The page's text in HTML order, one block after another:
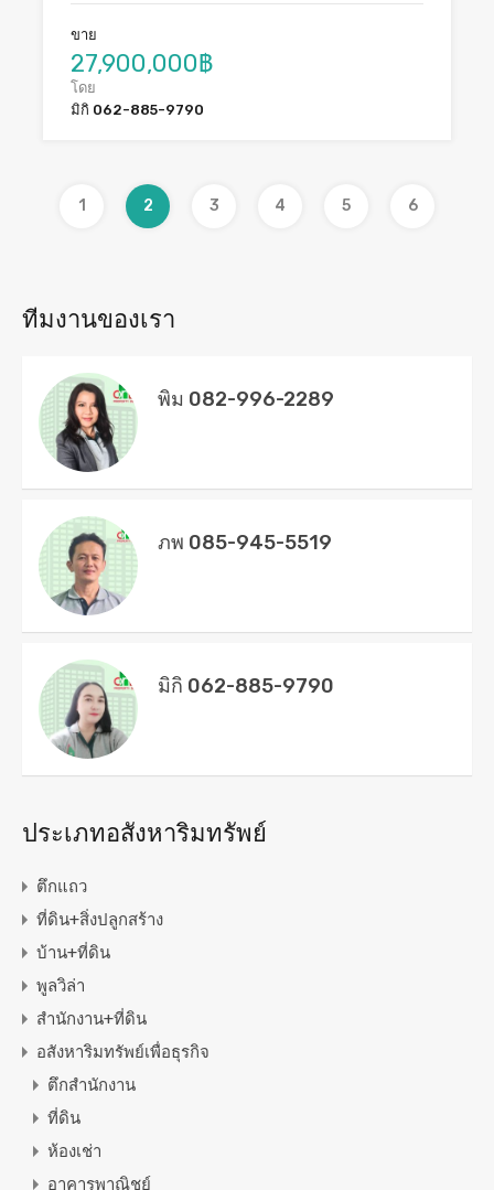
ขาย
27,900,000฿
โดย
มิกิ 062-885-9790
1 2 3 4 5 6
ทีมงานของเรา
พิม 082-996-2289
ภพ 085-945-5519
มิกิ 062-885-9790
ประเภทอสังหาริมทรัพย์
ตึกแถว
ที่ดิน+สิ่งปลูกสร้าง
บ้าน+ที่ดิน
พูลวิล่า
สำนักงาน+ที่ดิน
อสังหาริมทรัพย์เพื่อธุรกิจ
ตึกสำนักงาน
ที่ดิน
ห้องเช่า
อาคารพาณิชย์